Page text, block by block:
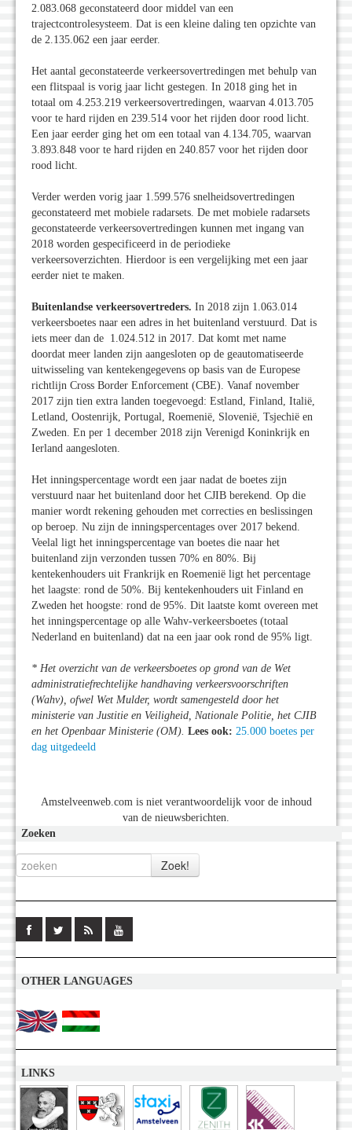
2.083.068 geconstateerd door middel van een
trajectcontrolesysteem. Dat is een kleine daling ten opzichte van
de 2.135.062 een jaar eerder.
Het aantal geconstateerde verkeersovertredingen met behulp van
een flitspaal is vorig jaar licht gestegen. In 2018 ging het in
totaal om 4.253.219 verkeersovertredingen, waarvan 4.013.705
voor te hard rijden en 239.514 voor het rijden door rood licht.
Een jaar eerder ging het om een totaal van 4.134.705, waarvan
3.893.848 voor te hard rijden en 240.857 voor het rijden door
rood licht.
Verder werden vorig jaar 1.599.576 snelheidsovertredingen
geconstateerd met mobiele radarsets. De met mobiele radarsets
geconstateerde verkeersovertredingen kunnen met ingang van
2018 worden gespecificeerd in de periodieke
verkeersoverzichten. Hierdoor is een vergelijking met een jaar
eerder niet te maken.
Buitenlandse verkeersovertreders. In 2018 zijn 1.063.014
verkeersboetes naar een adres in het buitenland verstuurd. Dat is
iets meer dan de 1.024.512 in 2017. Dat komt met name
doordat meer landen zijn aangesloten op de geautomatiseerde
uitwisseling van kentekengegevens op basis van de Europese
richtlijn Cross Border Enforcement (CBE). Vanaf november
2017 zijn tien extra landen toegevoegd: Estland, Finland, Italië,
Letland, Oostenrijk, Portugal, Roemenië, Slovenië, Tsjechië en
Zweden. En per 1 december 2018 zijn Verenigd Koninkrijk en
Ierland aangesloten.
Het inningspercentage wordt een jaar nadat de boetes zijn
verstuurd naar het buitenland door het CJIB berekend. Op die
manier wordt rekening gehouden met correcties en beslissingen
op beroep. Nu zijn de inningspercentages over 2017 bekend.
Veelal ligt het inningspercentage van boetes die naar het
buitenland zijn verzonden tussen 70% en 80%. Bij
kentekenhouders uit Frankrijk en Roemenië ligt het percentage
het laagste: rond de 50%. Bij kentekenhouders uit Finland en
Zweden het hoogste: rond de 95%. Dit laatste komt overeen met
het inningspercentage op alle Wahv-verkeersboetes (totaal
Nederland en buitenland) dat na een jaar ook rond de 95% ligt.
* Het overzicht van de verkeersboetes op grond van de Wet
administratiefrechtelijke handhaving verkeersvoorschriften
(Wahv), ofwel Wet Mulder, wordt samengesteld door het
ministerie van Justitie en Veiligheid, Nationale Politie, het CJIB
en het Openbaar Ministerie (OM). Lees ook: 25.000 boetes per
dag uitgedeeld
Amstelveenweb.com is niet verantwoordelijk voor de inhoud
van de nieuwsberichten.
Zoeken
OTHER LANGUAGES
LINKS